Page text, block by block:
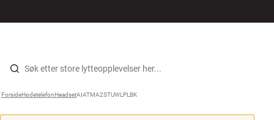
Hopp til innhold
Høyttalere
Forside ›
Hodetelefon ›
Headset ›
AIATMA2STUWLPLBK